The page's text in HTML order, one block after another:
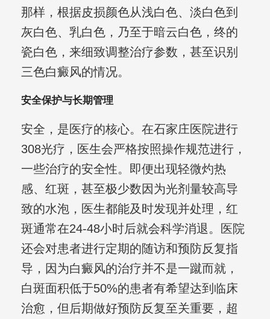
那样，根据皮损颜色从浅白色、淡白色到
灰白色、乳白色，乃至于暗云白色，终的
瓷白色，来细致调整治疗参数，甚至识别
三色白癜风的情况。
安全保护与长期管理
安全，是医疗的核心。在石家庄医院进行
308光疗，医生会严格按照操作规范进行，
一些治疗的安全性。即便出现轻微灼热
感、红斑，甚至极少数因为光剂量较高导
致的水泡，医生都能及时发现并处理，红
斑通常在24-48小时后就会科学消退。医院
还会对患者进行定期的随访和预防反复指
导，因为白癜风的治疗并不是一蹴而就，
白斑面积低于50%的患者有希望达到临床
治愈，但后期做好预防反复至关重要，超